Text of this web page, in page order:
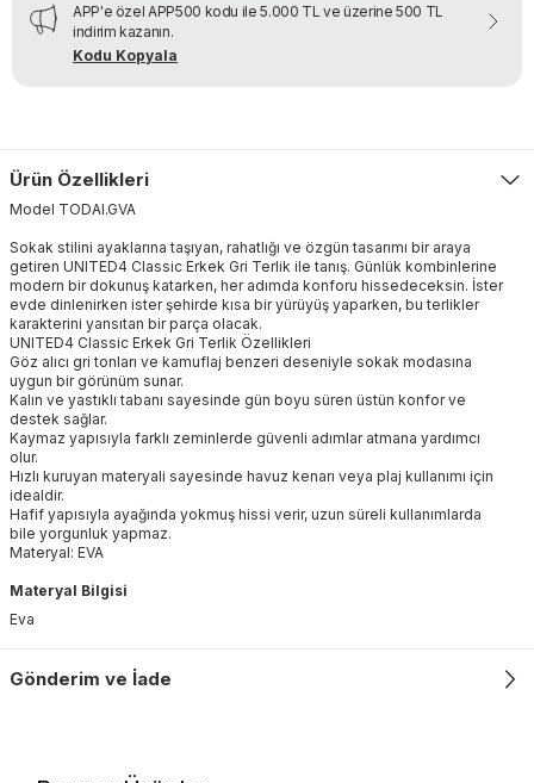
APP'e özel APP500 kodu ile 5.000 TL ve üzerine 500 TL
indirim kazanın.
Kodu Kopyala
Ürün Özellikleri
Model TODAI.GVA
Sokak stilini ayaklarına taşıyan, rahatlığı ve özgün tasarımı bir araya
getiren UNITED4 Classic Erkek Gri Terlik ile tanış. Günlük kombinlerine
modern bir dokunuş katarken, her adımda konforu hissedeceksin. İster
evde dinlenirken ister şehirde kısa bir yürüyüş yaparken, bu terlikler
karakterini yansıtan bir parça olacak.
UNITED4 Classic Erkek Gri Terlik Özellikleri
Göz alıcı gri tonları ve kamuflaj benzeri deseniyle sokak modasına
uygun bir görünüm sunar.
Kalın ve yastıklı tabanı sayesinde gün boyu süren üstün konfor ve
destek sağlar.
Kaymaz yapısıyla farklı zeminlerde güvenli adımlar atmana yardımcı
olur.
Hızlı kuruyan materyali sayesinde havuz kenarı veya plaj kullanımı için
idealdir.
Hafif yapısıyla ayağında yokmuş hissi verir, uzun süreli kullanımlarda
bile yorgunluk yapmaz.
Materyal: EVA
Materyal Bilgisi
Eva
Gönderim ve İade